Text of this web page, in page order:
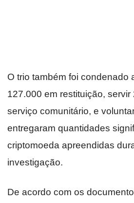
O trio também foi condenado
127.000 em restituição, servir
serviço comunitário, e
entregaram quantidades
criptomoeda apreendidas
investigação.
De acordo com os